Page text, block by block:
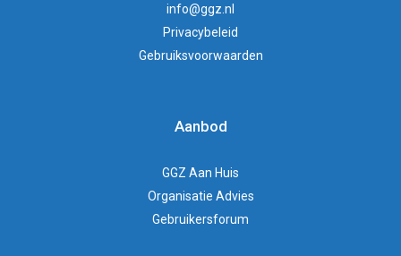
info@ggz.nl
Privacybeleid
Gebruiksvoorwaarden
Aanbod
GGZ Aan Huis
Organisatie Advies
Gebruikersforum